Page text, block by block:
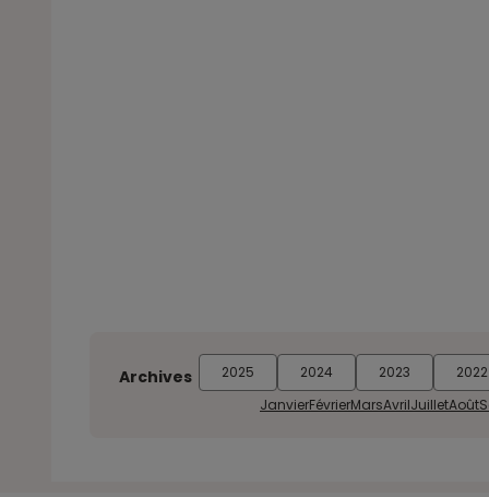
Archives 2025 2024 2023 2022
JanvierFévrierMarsAvrilJuilletAoût